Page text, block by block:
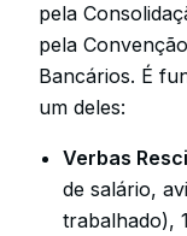
pela
pela
Bancários. É
um deles:
Verbas
de salário,
trabalhado),